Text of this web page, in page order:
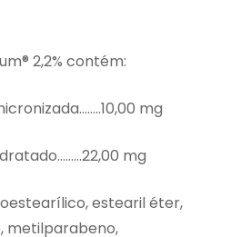
2,2% contém:
mg
mg
estearil éter,
metilparabeno,